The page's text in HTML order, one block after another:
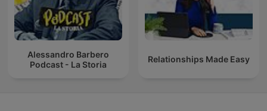
Alessandro Barbero
Podcast - La Storia
Relationships Made Easy